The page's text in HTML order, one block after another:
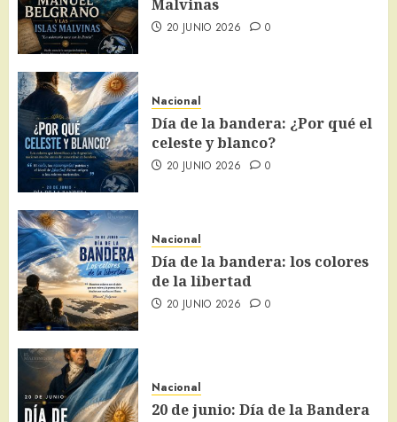
Malvinas
20 JUNIO 2026 0
Nacional
Día de la bandera: ¿Por qué el
celeste y blanco?
20 JUNIO 2026 0
Nacional
Día de la bandera: los colores
de la libertad
20 JUNIO 2026 0
Nacional
20 de junio: Día de la Bandera